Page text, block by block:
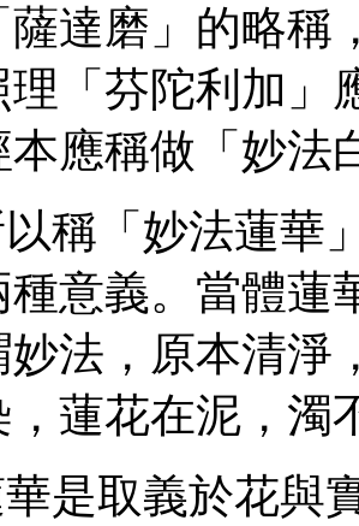
薩達磨」的略稱
理「芬陀利加」
本應稱做「妙法
稱「妙法蓮華
意義。當體蓮
妙法，原本清淨
，蓮花在泥，濁
是取義於花與